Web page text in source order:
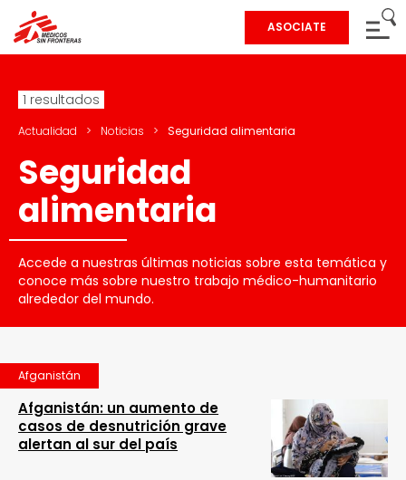
ASOCIATE
1 resultados
Actualidad > Noticias > Seguridad alimentaria
Seguridad
alimentaria
Accede a nuestras últimas noticias sobre esta temática y
conoce más sobre nuestro trabajo médico-humanitario
alrededor del mundo.
Afganistán
Afganistán: un aumento de
casos de desnutrición grave
alertan al sur del país